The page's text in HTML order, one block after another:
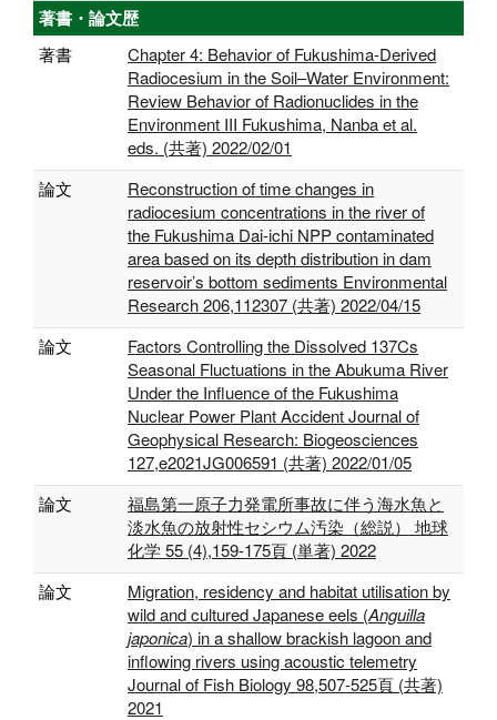
著書・論文歴
著書
Chapter 4: Behavior of Fukushima-Derived
Radiocesium in the Soil–Water Environment:
Review Behavior of Radionuclides in the
Environment III Fukushima, Nanba et al.
eds. (共著) 2022/02/01
論文
Reconstruction of time changes in
radiocesium concentrations in the river of
the Fukushima Dai-ichi NPP contaminated
area based on its depth distribution in dam
reservoir’s bottom sediments Environmental
Research 206,112307 (共著) 2022/04/15
論文
Factors Controlling the Dissolved 137Cs
Seasonal Fluctuations in the Abukuma River
Under the Influence of the Fukushima
Nuclear Power Plant Accident Journal of
Geophysical Research: Biogeosciences
127,e2021JG006591 (共著) 2022/01/05
論文
福島第一原子力発電所事故に伴う海水魚と
淡水魚の放射性セシウム汚染（総説） 地球
化学 55 (4),159-175頁 (単著) 2022
論文
Migration, residency and habitat utilisation by
wild and cultured Japanese eels (Anguilla
japonica) in a shallow brackish lagoon and
inflowing rivers using acoustic telemetry
Journal of Fish Biology 98,507-525頁 (共著)
2021